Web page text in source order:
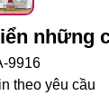
những
9916
theo yêu cầu